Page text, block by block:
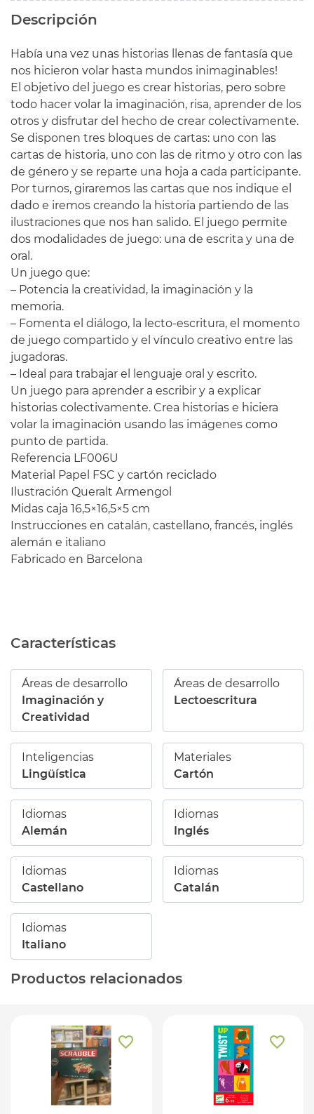
Descripción
Había una vez unas historias llenas de fantasía que
nos hicieron volar hasta mundos inimaginables!
El objetivo del juego es crear historias, pero sobre
todo hacer volar la imaginación, risa, aprender de los
otros y disfrutar del hecho de crear colectivamente.
Se disponen tres bloques de cartas: uno con las
cartas de historia, uno con las de ritmo y otro con las
de género y se reparte una hoja a cada participante.
Por turnos, giraremos las cartas que nos indique el
dado e iremos creando la historia partiendo de las
ilustraciones que nos han salido. El juego permite
dos modalidades de juego: una de escrita y una de
oral.
Un juego que:
– Potencia la creatividad, la imaginación y la
memoria.
– Fomenta el diálogo, la lecto-escritura, el momento
de juego compartido y el vínculo creativo entre las
jugadoras.
– Ideal para trabajar el lenguaje oral y escrito.
Un juego para aprender a escribir y a explicar
historias colectivamente. Crea historias e hiciera
volar la imaginación usando las imágenes como
punto de partida.
Referencia LF006U
Material Papel FSC y cartón reciclado
Ilustración Queralt Armengol
Midas caja 16,5×16,5×5 cm
Instrucciones en catalán, castellano, francés, inglés
alemán e italiano
Fabricado en Barcelona
Características
Áreas de desarrollo
Imaginación y
Creatividad
Áreas de desarrollo
Lectoescritura
Inteligencias
Lingüística
Materiales
Cartón
Idiomas
Alemán
Idiomas
Inglés
Idiomas
Castellano
Idiomas
Catalán
Idiomas
Italiano
Productos relacionados